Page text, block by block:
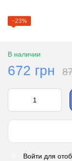
−23%
В наличии
672 грн
Войти для